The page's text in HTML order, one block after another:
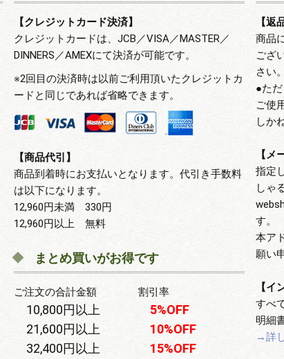
【クレジットカード決済】
クレジットカードは、JCB／VISA／MASTER／
DINNERS／AMEXにて決済が可能です。
※2回目の決済時は以前ご利用頂いたクレジットカ
ードと同じであれば省略できます。
【商品代引】
商品到着時にお支払いとなります。代引き手数料
は以下になります。
12,960円未満 330円
12,960円以上 無料
まとめ買いがお得です
ご注文の合計金額 割引率
10,800円以上 5%OFF
21,600円以上 10%OFF
32,400円以上 15%OFF
【返
商品
ござ
さい
●た
ご使
しか
【メ
指定
しゃ
す。
本ア
願い
【
すべ
明細
→詳